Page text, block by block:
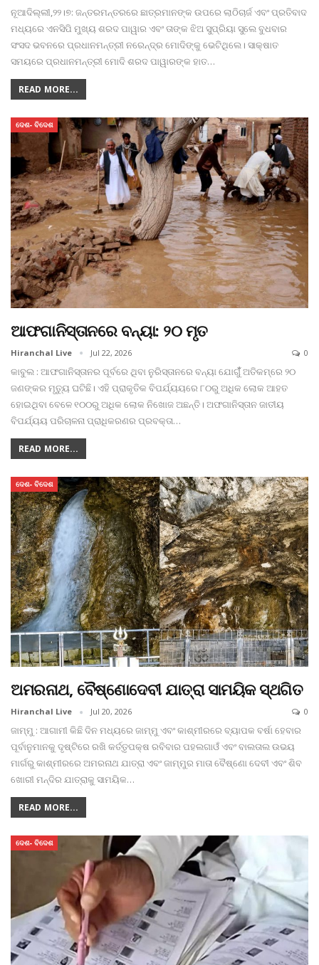
ନୂଆଦିଲ୍ଲୀ,୨୨।୭: ଜନ୍ତରମନ୍ତରରେ ଛାତ୍ରମାନଙ୍କ ଉପରେ ଲାଠିଚାର୍ଜ ଏବଂ ପ୍ରତିବାଦ
ମଧ୍ୟରେ ଏନସିପି ମୁଖ୍ୟ ଶରଦ ପାୱାର ଏବଂ ତାଙ୍କ ଝିଅ ସୁପ୍ରିୟା ସୁଲେ ବୁଧବାର
ସଂସଦ ଭବନରେ ପ୍ରଧାନମନ୍ତ୍ରୀ ନରେନ୍ଦ୍ର ମୋଦିଙ୍କୁ ଭେଟିଥିଲେ। ସାକ୍ଷାତ
ସମୟରେ ପ୍ରଧାନମନ୍ତ୍ରୀ ମୋଦି ଶରଦ ପାୱାରଙ୍କ ହାତ…
READ MORE...
ଦେଶ- ବିଦେଶ
ଆଫଗାନିସ୍ତାନରେ ବନ୍ୟା: ୨୦ ମୃତ
Hiranchal Live Jul 22, 2026 0
କାବୁଲ : ଆଫଗାନିସ୍ତାନର ପୂର୍ବରେ ଥିବା ନୁରିସ୍ତାନରେ ବନ୍ୟା ଯୋଗୁଁଁ ଅତିକମ୍‌ରେ ୨୦
ଜଣଙ୍କର ମୃତ୍ୟୁ ଘଟିଛି। ଏହି ପ୍ରାକୃତିକ ବିପର୍ଯ୍ୟୟରେ ୮୦ରୁ ଅଧିକ ଲୋକ ଆହତ
ହୋଇଥିବା ବେଳେ ୧୦୦ରୁ ଅଧିକ ଲୋକ ନିଖୋଜ ଅଛନ୍ତି। ଅଫଗାନିସ୍ତାନ ଜାତୀୟ
ବିପର୍ଯ୍ୟୟ ପରିଚାଳନା ପ୍ରାଧିକରଣର ପ୍ରବକ୍ତା…
READ MORE...
ଦେଶ- ବିଦେଶ
ଅମରନାଥ, ବୈଷ୍ଣୋଦେବୀ ଯାତ୍ରା ସାମୟିକ ସ୍ଥଗିତ
Hiranchal Live Jul 20, 2026 0
ଜାମ୍ମୁ : ଆଗାମୀ କିଛି ଦିନ ମଧ୍ୟରେ ଜାମ୍ମୁ ଏବଂ କାଶ୍ମୀରରେ ବ୍ୟାପକ ବର୍ଷା ହେବାର
ପୂର୍ବାନୁମାନକୁ ଦୃଷ୍ଟିରେ ରଖି କର୍ତ୍ତୃପକ୍ଷ ରବିବାର ପହଲଗାଓଁ ଏବଂ ବାଲତାଲ ଉଭୟ
ମାର୍ଗରୁ କାଶ୍ମୀରରେ ଅମରନାଥ ଯାତ୍ରା ଏବଂ ଜାମ୍ମୁର ମାତା ବୈଷ୍ଣୋ ଦେବୀ ଏବଂ ଶିବ
ଖୋରୀ ମନ୍ଦିର ଯାତ୍ରାକୁ ସାମୟିକ…
READ MORE...
ଦେଶ- ବିଦେଶ